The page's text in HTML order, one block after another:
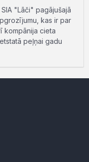
"Lāči" pagājušajā
kas ir par
kompānija cieta
peļņai gadu